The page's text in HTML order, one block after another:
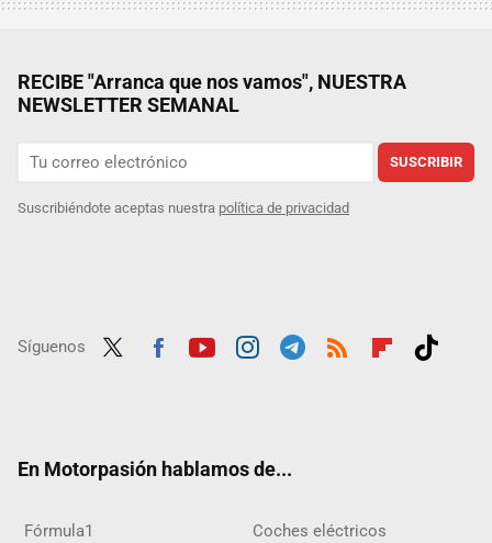
RECIBE "Arranca que nos vamos", NUESTRA
NEWSLETTER SEMANAL
SUSCRIBIR
Suscribiéndote aceptas nuestra política de privacidad
Síguenos
En Motorpasión hablamos de...
Fórmula1 Coches eléctricos